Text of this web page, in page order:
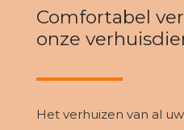
Comfortabel
onze
Het verhuizen van al